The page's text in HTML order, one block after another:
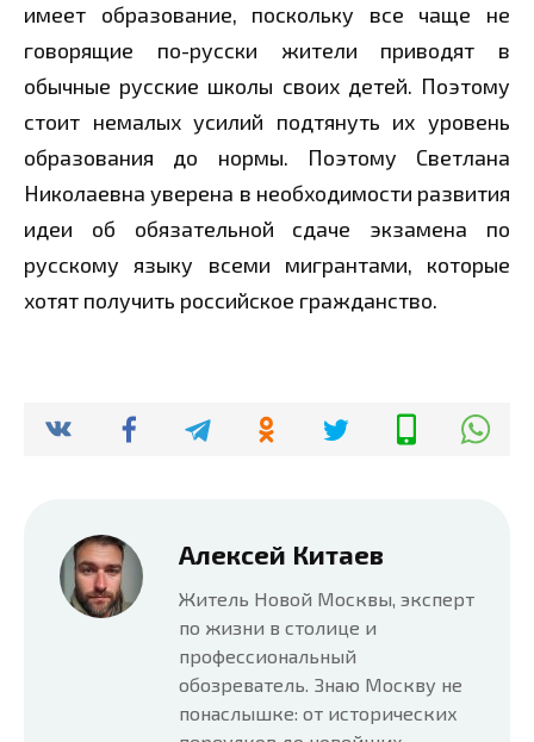
имеет образование, поскольку все чаще не
говорящие по-русски жители приводят в
обычные русские школы своих детей. Поэтому
стоит немалых усилий подтянуть их уровень
образования до нормы. Поэтому Светлана
Николаевна уверена в необходимости развития
идеи об обязательной сдаче экзамена по
русскому языку всеми мигрантами, которые
хотят получить российское гражданство.
Алексей Китаев
Житель Новой Москвы, эксперт
по жизни в столице и
профессиональный
обозреватель. Знаю Москву не
понаслышке: от исторических